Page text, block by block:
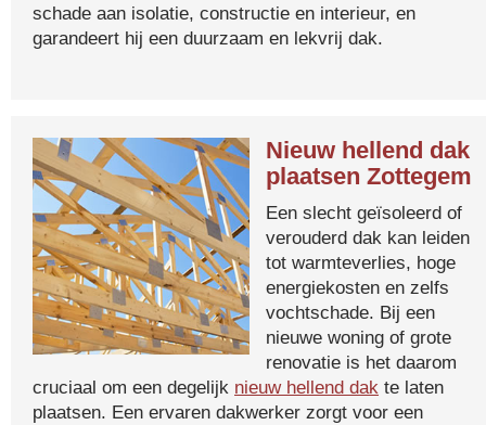
schade aan isolatie, constructie en interieur, en
garandeert hij een duurzaam en lekvrij dak.
Nieuw hellend dak
plaatsen Zottegem
Een slecht geïsoleerd of
verouderd dak kan leiden
tot warmteverlies, hoge
energiekosten en zelfs
vochtschade. Bij een
nieuwe woning of grote
renovatie is het daarom
cruciaal om een degelijk nieuw hellend dak te laten
plaatsen. Een ervaren dakwerker zorgt voor een